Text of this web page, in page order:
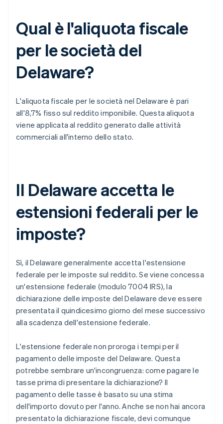
Qual è l'aliquota fiscale
per le società del
Delaware?
L'aliquota fiscale per le società nel Delaware è pari
all'8,7% fisso sul reddito imponibile. Questa aliquota
viene applicata al reddito generato dalle attività
commerciali all'interno dello stato.
Il Delaware accetta le
estensioni federali per le
imposte?
Sì, il Delaware generalmente accetta l'estensione
federale per le imposte sul reddito. Se viene concessa
un'estensione federale (modulo 7004 IRS), la
dichiarazione delle imposte del Delaware deve essere
presentata il quindicesimo giorno del mese successivo
alla scadenza dell'estensione federale.
L'estensione federale non proroga i tempi per il
pagamento delle imposte del Delaware. Questa
potrebbe sembrare un'incongruenza: come pagare le
tasse prima di presentare la dichiarazione? Il
pagamento delle tasse è basato su una stima
dell'importo dovuto per l'anno. Anche se non hai ancora
presentato la dichiarazione fiscale, devi comunque